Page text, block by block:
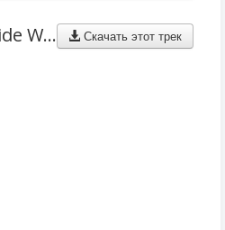
Скачать этот трек
Jim's Parents (Abide With Me)